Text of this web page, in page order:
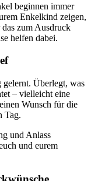
beginnen immer
Enkelkind zeigen,
zum Ausdruck
helfen dabei.
Überlegt, was
– vielleicht eine
Wunsch für die
Tag.
und Anlass
und eurem